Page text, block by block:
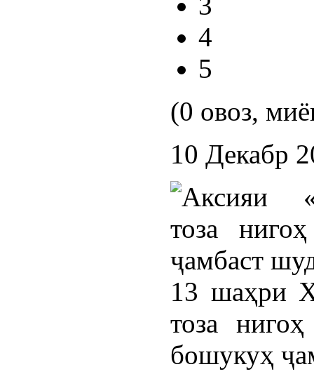
4
5
(0 овоз,
10 Декабр
13 шаҳри
тоза
бошукуҳ